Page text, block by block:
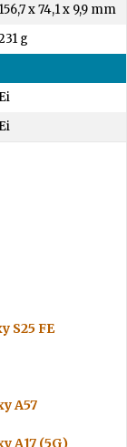
156,7 x 74,1 x 9,9 mm
g
Ei
Ei
S25 FE
A57
A17 (5G)